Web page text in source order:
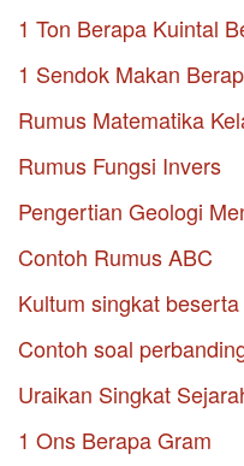
1 Ton Berapa Kuintal
1 Sendok Makan
Rumus Matematika
Rumus Fungsi Invers
Pengertian Geologi
Contoh Rumus ABC
Kultum singkat
Contoh soal
Uraikan Singkat
1 Ons Berapa Gram